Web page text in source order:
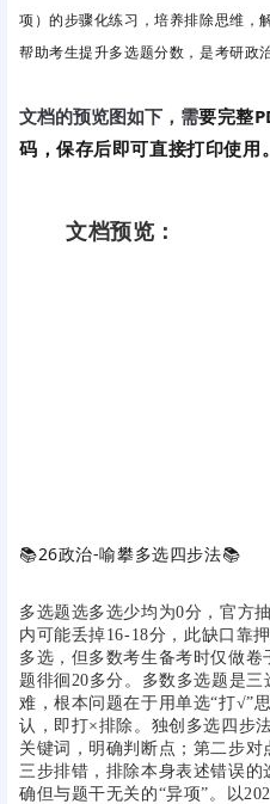
项）的步骤化练习，培养排除思维，
帮助考生提升多选题分数，是考研政
文档的预览图如下，需要完整
码，保存后即可直接打印使用。
文档预览：
📚26政治-喻攀多选四步法📚
多选题选多选少均为0分，官方
内可能丢掉16-18分，此缺口靠
多选，但多数考生备考时仅做
题徘徊20多分。多数多选题是
难，根本问题在于用单选“打√”
认，即打×排除。独创多选四步
关键词，明确判断点；第二步
三步排错，排除本身表述错误
确但与题干无关的“异项”。以